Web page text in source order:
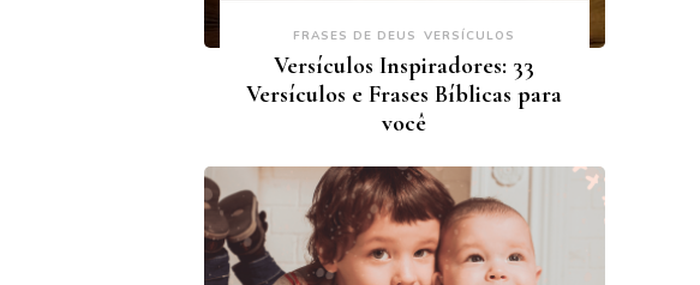
FRASES DE DEUS VERSÍCULOS
Versículos Inspiradores: 33
Versículos e Frases Bíblicas para
você